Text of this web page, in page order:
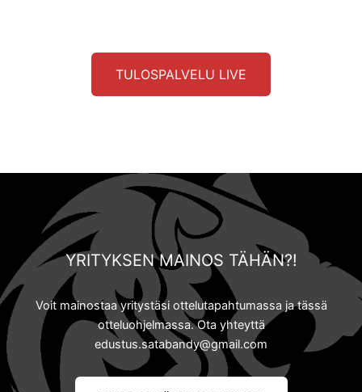
TULOSPALVELU LIVE
YRITYKSEN MAINOS TÄHÄN?!
Voit mainostaa yritystäsi ottelutapahtumassa ja tässä
otteluohjelmassa. Ota yhteyttä
edustus.satabandy@gmail.com